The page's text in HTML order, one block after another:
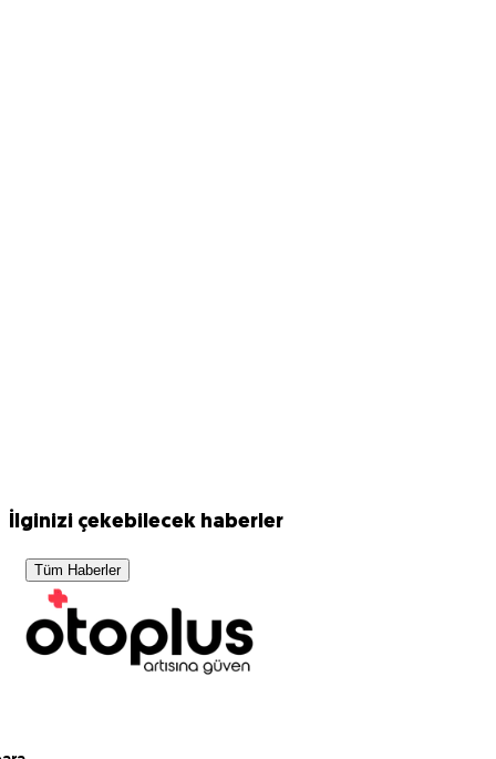
İlginizi çekebilecek haberler
Tüm Haberler